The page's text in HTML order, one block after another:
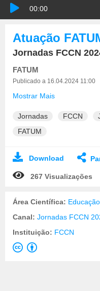
00:00
Atuação
Jornadas FCCN
FATUM
Publicado a 16.04.2024 11:00
Mostrar Mais
Jornadas FCCN
FATUM
Download
267 Visualizações
Área Científica: Educação
Canal: Jornadas FCCN
Instituição: FCCN